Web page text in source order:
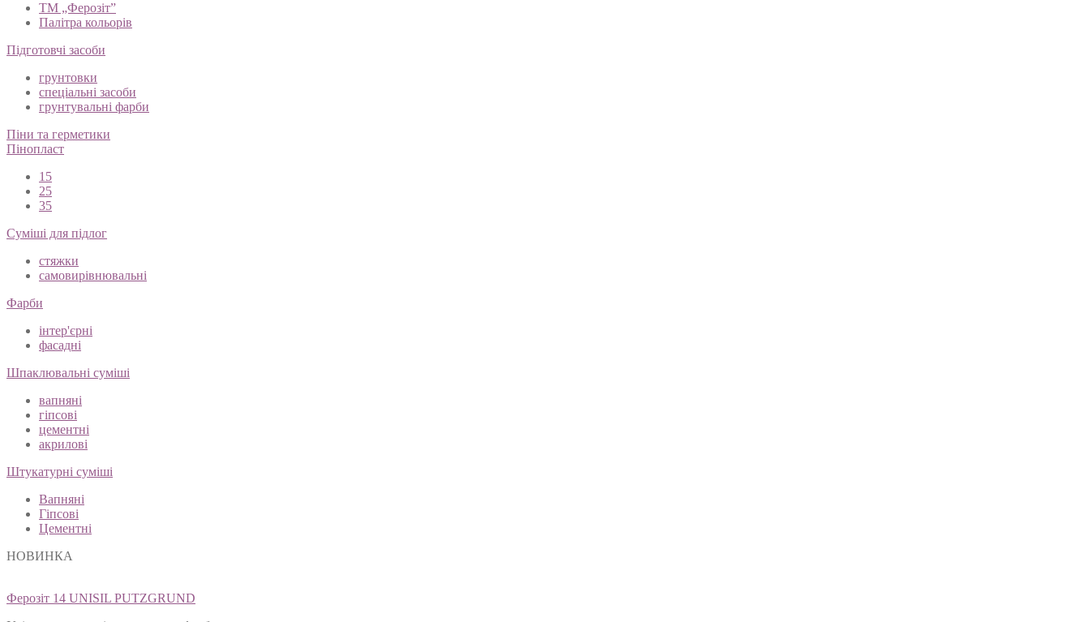
ТМ „Ферозіт”
Палітра кольорів
Підготовчі засоби
грунтовки
спеціальні засоби
грунтувальні фарби
Піни та герметики
Пінопласт
15
25
35
Суміші для підлог
стяжки
самовирівнювальні
Фарби
інтер'єрні
фасадні
Шпаклювальні суміші
вапняні
гіпсові
цементні
акрилові
Штукатурні суміші
Вапняні
Гіпсові
Цементні
НОВИНКА
Ферозіт 14 UNISIL PUTZGRUND